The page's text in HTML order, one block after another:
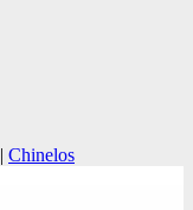
| Chinelos